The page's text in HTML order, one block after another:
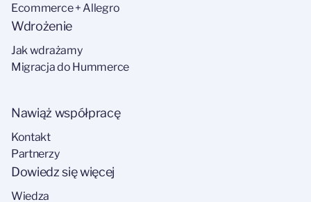
Ecommerce + Allegro
Wdrożenie
Jak wdrażamy
Migracja do Hummerce
Nawiąż współpracę
Kontakt
Partnerzy
Dowiedz się więcej
Wiedza